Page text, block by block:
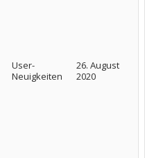
User-
Neuigkeiten
26. August
2020